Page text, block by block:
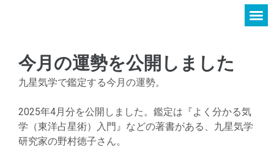
今月の運勢を公開しました
九星気学で鑑定する今月の運勢。
2025年4月分を公開しました。鑑定は『よく分かる気
学（東洋占星術）入門』などの著書がある、九星気学
研究家の野村徳子さん。